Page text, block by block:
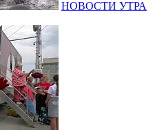
НОВОСТИ УТРА